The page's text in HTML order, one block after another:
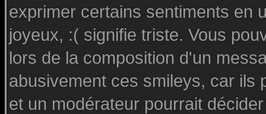
exprimer certains sentiments en
joyeux, :( signifie triste. Vous
lors de la composition d'un
abusivement ces smileys, car ils
et un modérateur pourrait